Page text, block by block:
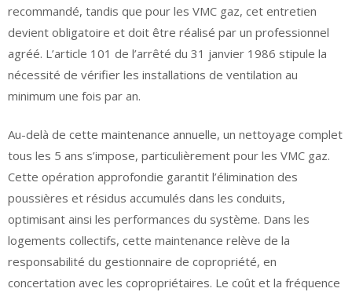
recommandé, tandis que pour les VMC gaz, cet entretien
devient obligatoire et doit être réalisé par un professionnel
agréé. L’article 101 de l’arrêté du 31 janvier 1986 stipule la
nécessité de vérifier les installations de ventilation au
minimum une fois par an.
Au-delà de cette maintenance annuelle, un nettoyage complet
tous les 5 ans s’impose, particulièrement pour les VMC gaz.
Cette opération approfondie garantit l’élimination des
poussières et résidus accumulés dans les conduits,
optimisant ainsi les performances du système. Dans les
logements collectifs, cette maintenance relève de la
responsabilité du gestionnaire de copropriété, en
concertation avec les copropriétaires. Le coût et la fréquence